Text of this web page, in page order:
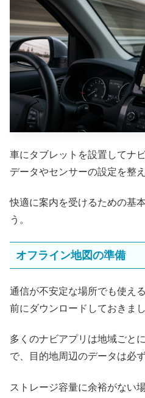
車にタブレットを設置してナ
データやセンサーの設定を整
快適に案内を受けるための基
う。
オフライン地図の準備
通信が不安定な場所でも使え
前にダウンロードしておきまし
多くのナビアプリは地域ごと
で、目的地周辺のデータは必
ストレージ容量に余裕がない